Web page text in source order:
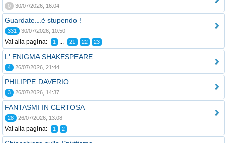
0 30/07/2026, 16:04
Guardate...è stupendo !
331 30/07/2026, 10:50
Vai alla pagina: 1 ... 21 22 23
L' ENIGMA SHAKESPEARE
4 26/07/2026, 21:44
PHILIPPE DAVERIO
3 26/07/2026, 14:37
FANTASMI IN CERTOSA
28 26/07/2026, 13:08
Vai alla pagina: 1 2